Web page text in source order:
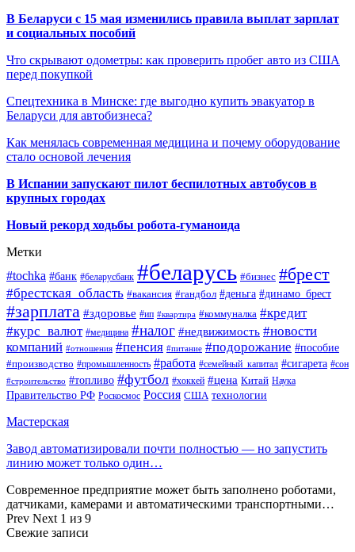
В Беларуси с 15 мая изменились правила выплат зарплат
и социальных пособий
Что скрывают одометры: как проверить пробег авто из США
перед покупкой
Спецтехника в Минске: где выгодно купить эвакуатор в
Беларуси для автобизнеса?
Как менялась современная медицина и почему оборудование
стало основой лечения
В Испании запускают пилот беспилотных автобусов в
крупных городах
Новый рекорд ходьбы робота-гуманоида
Метки
#tochka #банк #беларусбанк #беларусь #бизнес #брест
#брестская_область #вакансия #гандбол #деньга #динамо_брест
#зарплата #здоровье #ип #квартира #коммуналка #кредит
#курс_валют #медицина #налог #недвижимость #новости
компаний #отношения #пенсия #питание #подорожание #пособие
#производство #промышленность #работа #семейный_капитал #сигарета #сон
#строительство #топливо #футбол #хоккей #цена Китай Наука
Правительство РФ Роскосмос Россия США технологии
Мастерская
Завод автоматизировали почти полностью — но запустить
линию может только один…
Современное предприятие может быть заполнено роботами,
датчиками, камерами и автоматическими транспортными…
Prev Next 1 из 9
Свежие записи